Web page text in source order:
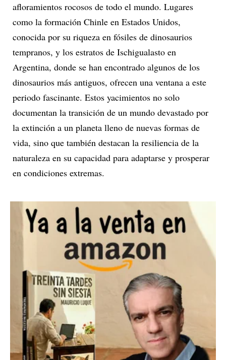
afloramientos rocosos de todo el mundo. Lugares
como la formación Chinle en Estados Unidos,
conocida por su riqueza en fósiles de dinosaurios
tempranos, y los estratos de Ischigualasto en
Argentina, donde se han encontrado algunos de los
dinosaurios más antiguos, ofrecen una ventana a este
periodo fascinante. Estos yacimientos no solo
documentan la transición de un mundo devastado por
la extinción a un planeta lleno de nuevas formas de
vida, sino que también destacan la resiliencia de la
naturaleza en su capacidad para adaptarse y prosperar
en condiciones extremas.